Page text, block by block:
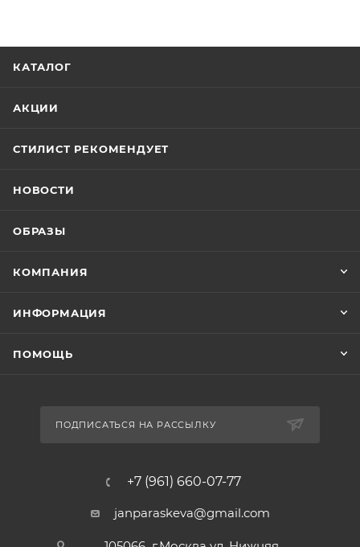
КАТАЛОГ
АКЦИИ
СТИЛИСТ РЕКОМЕНДУЕТ
НОВОСТИ
ОБРАЗЫ
КОМПАНИЯ
ИНФОРМАЦИЯ
ПОМОЩЬ
ПОДПИСАТЬСЯ НА РАССЫЛКУ
+7 (961) 660-07-77
janparaskeva@gmail.com